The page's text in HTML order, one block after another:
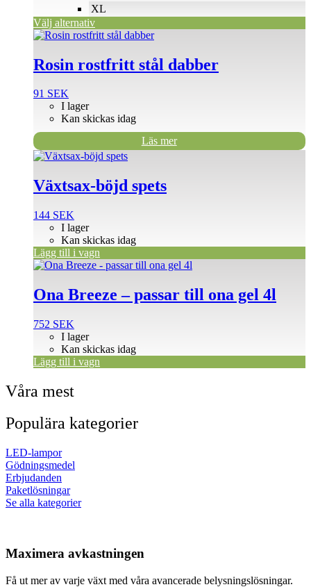
XL
Välj alternativ
Rosin rostfritt stål dabber
91 SEK
I lager
Kan skickas idag
Läs mer
Växtsax-böjd spets
144 SEK
I lager
Kan skickas idag
Lägg till i vagn
Ona Breeze – passar till ona gel 4l
752 SEK
I lager
Kan skickas idag
Lägg till i vagn
Våra mest
Populära kategorier
LED-lampor
Gödningsmedel
Erbjudanden
Paketlösningar
Se alla kategorier
Maximera avkastningen
Få ut mer av varje växt med våra avancerade belysningslösningar.